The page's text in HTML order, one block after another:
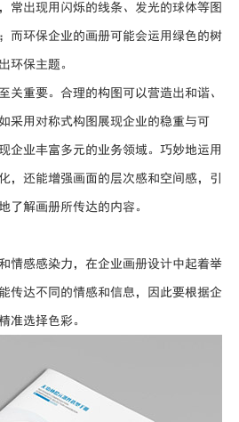
常出现用闪烁的线条、发光的球体等图
而环保企业的画册可能会运用绿色的树
环保主题。
关重要。合理的构图可以营造出和谐、
采用对称式构图展现企业的稳重与可
企业丰富多元的业务领域。巧妙地运用
，还能增强画面的层次感和空间感，引
了解画册所传达的内容。
情感感染力，在企业画册设计中起着举
传达不同的情感和信息，因此要根据企
准选择色彩。